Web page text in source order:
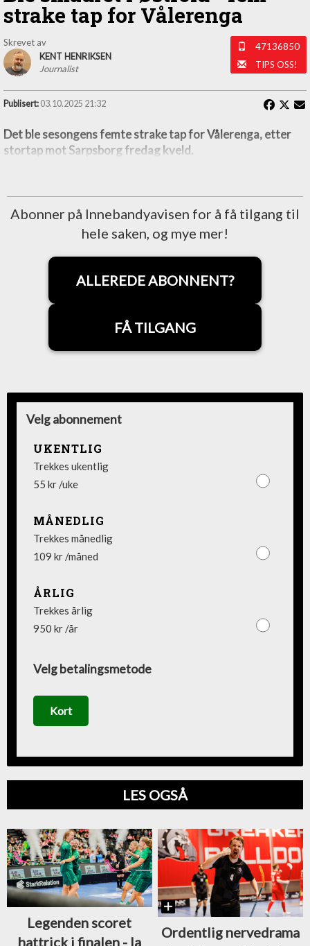
strake tap for Vålerenga
Skrevet av
KENT HENRIKSEN
Journalist
47136850
TIPS OSS!
Publisert: 03.10.2025 21:32
Det ble sesongens femte strake tap for Vålerenga, etter
stortap mot Sarpsborg fredag kveld.
Abonner på Innebandyavisen for å få tilgang til
hele saken, og mye mer!
ALLEREDE ABONNENT?
FÅ TILGANG
Velg abonnement
UKENTLIG
Trekkes ukentlig
55 kr /uke
MÅNEDLIG
Trekkes månedlig
109 kr /måned
ÅRLIG
Trekkes årlig
950 kr /år
Velg betalingsmetode
Kort
LES OGSÅ
Legenden scoret
hattrick i finalen - la
Ordentlig nervedrama